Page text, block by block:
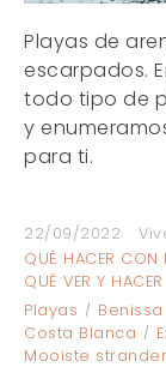
Playas de
escarpados.
todo tipo de
y
para ti.
22/09/2022
QUÉ HACER CON
QUÉ VER Y HACER
Playas
Benissa
Costa Blanca
Mooiste